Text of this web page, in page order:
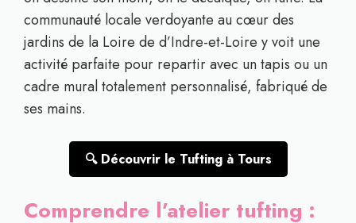
communauté locale verdoyante au cœur des
jardins de la Loire de d’Indre-et-Loire y voit une
activité parfaite pour repartir avec un tapis ou un
cadre mural totalement personnalisé, fabriqué de
ses mains.
🔍 Découvrir le Tufting à Tours
Comprendre l’atelier tufting :